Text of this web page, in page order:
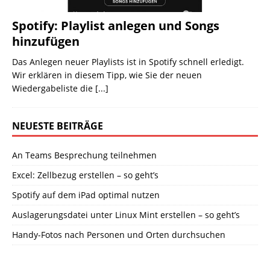
Spotify: Playlist anlegen und Songs
hinzufügen
Das Anlegen neuer Playlists ist in Spotify schnell erledigt.
Wir erklären in diesem Tipp, wie Sie der neuen
Wiedergabeliste die [...]
NEUESTE BEITRÄGE
An Teams Besprechung teilnehmen
Excel: Zellbezug erstellen – so geht’s
Spotify auf dem iPad optimal nutzen
Auslagerungsdatei unter Linux Mint erstellen – so geht’s
Handy-Fotos nach Personen und Orten durchsuchen